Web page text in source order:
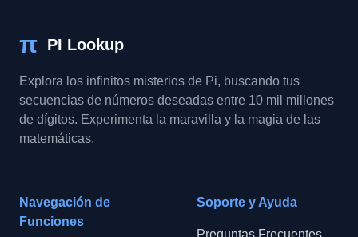
π PI Lookup
Explora los infinitos misterios de Pi, buscando tus
secuencias de números deseadas entre 10 mil millones
de dígitos. Experimenta la maravilla y la magia de las
matemáticas.
Navegación de
Funciones
Soporte y Ayuda
Preguntas Frecuentes